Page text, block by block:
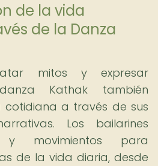
de la vida
de la Danza
mitos y expresar
Kathak también
cotidiana a través de sus
Los bailarines
y movimientos para
de la vida diaria, desde